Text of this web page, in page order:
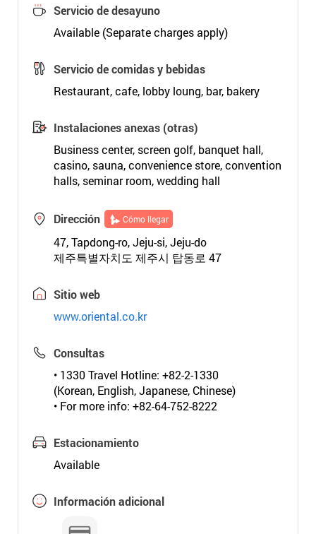
Servicio de desayuno
Available (Separate charges apply)
Servicio de comidas y bebidas
Restaurant, cafe, lobby loung, bar, bakery
Instalaciones anexas (otras)
Business center, screen golf, banquet hall,
casino, sauna, convenience store, convention
halls, seminar room, wedding hall
Dirección Cómo llegar
47, Tapdong-ro, Jeju-si, Jeju-do
제주특별자치도 제주시 탑동로 47
Sitio web
www.oriental.co.kr
Consultas
• 1330 Travel Hotline: +82-2-1330
(Korean, English, Japanese, Chinese)
• For more info: +82-64-752-8222
Estacionamiento
Available
Información adicional